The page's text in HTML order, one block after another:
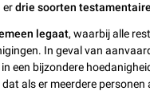
erdrie soorten
legaat, waarbij alle
In geval van
een bijzondere
als er meerdere